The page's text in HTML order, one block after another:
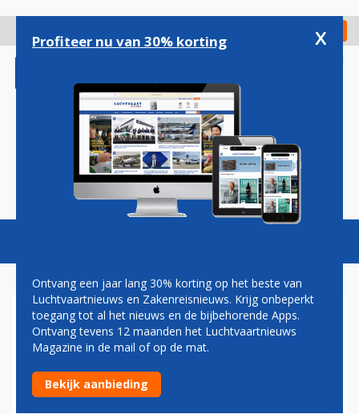
gaan
Check in
Magazine Podcasts Vacatures
AIRPORTS
Europese luchthavens: 4,7 procent meer
passagiers in...
Profiteer nu van 30% korting x
Ontvang een jaar lang 30% korting op het beste van
Luchtvaartnieuws en Zakenreisnieuws. Krijg onbeperkt
toegang tot al het nieuws en de bijbehorende Apps.
Ontvang tevens 12 maanden het Luchtvaartnieuws
Magazine in de mail of op de mat.
Bekijk aanbieding